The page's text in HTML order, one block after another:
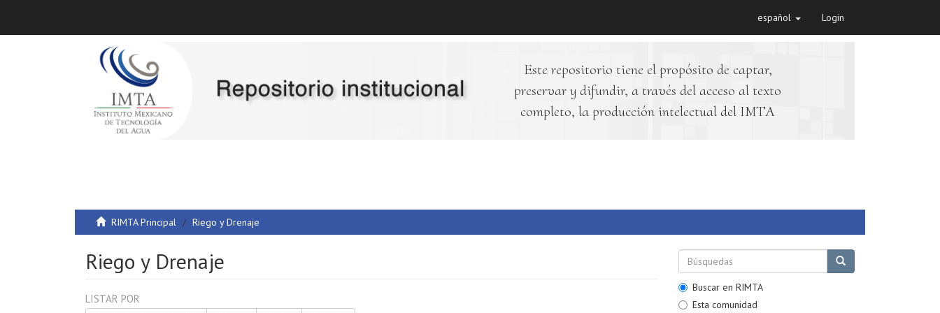
español Login
Este repositorio tiene el propósito de captar,
preservar y difundir, a través del acceso al texto
completo, la producción intelectual del IMTA
RIMTA Principal Riego y Drenaje
Riego y Drenaje
LISTAR POR
Buscar en RIMTA
Esta comunidad